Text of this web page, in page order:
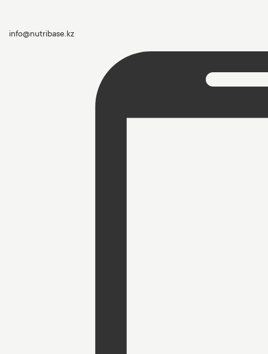
info@nutribase.kz